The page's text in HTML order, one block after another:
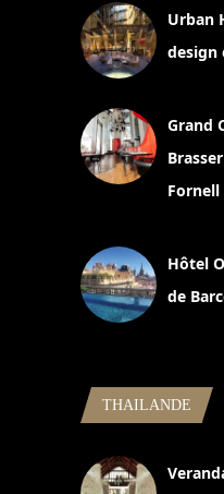
Urban
design
Grand
Fornell
Hôtel
de
THAILANDE